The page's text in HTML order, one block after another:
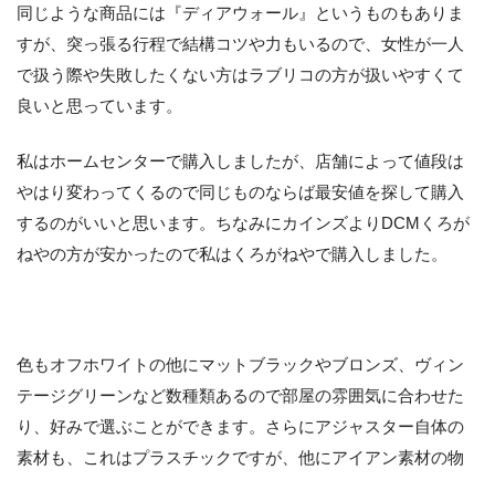
同じような商品には『ディアウォール』というものもありま
すが、突っ張る行程で結構コツや力もいるので、女性が一人
で扱う際や失敗したくない方はラブリコの方が扱いやすくて
良いと思っています。
私はホームセンターで購入しましたが、店舗によって値段は
やはり変わってくるので同じものならば最安値を探して購入
するのがいいと思います。ちなみにカインズよりDCMくろが
ねやの方が安かったので私はくろがねやで購入しました。
色もオフホワイトの他にマットブラックやブロンズ、ヴィン
テージグリーンなど数種類あるので部屋の雰囲気に合わせた
り、好みで選ぶことができます。さらにアジャスター自体の
素材も、これはプラスチックですが、他にアイアン素材の物